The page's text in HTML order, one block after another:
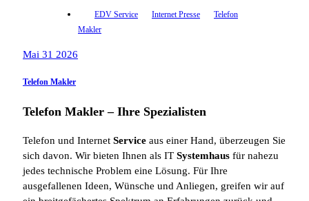
EDV Service Internet Presse
Telefon
Makler
Mai 31 2026
Telefon Makler
Telefon Makler – Ihre Spezialisten
Telefon und Internet Service aus einer Hand, überzeugen Sie
sich davon. Wir bieten Ihnen als IT Systemhaus für nahezu
jedes technische Problem eine Lösung. Für Ihre
ausgefallenen Ideen, Wünsche und Anliegen, greifen wir auf